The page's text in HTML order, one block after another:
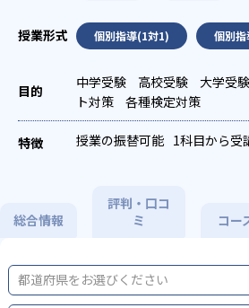
個別指導(1対1) 個別
中学受験 高校受験 大学受験
ト対策
各種検定対策
授業の振替可能 1科目から受
総合情報
評判・口コ
ミ
コー
都道府県をお選びください